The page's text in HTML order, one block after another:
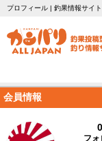
プロフィール | 釣果情報サイ
会員情報
0
フォ